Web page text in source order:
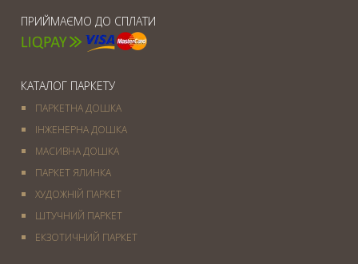
ПРИЙМАЄМО ДО СПЛАТИ
КАТАЛОГ ПАРКЕТУ
ПАРКЕТНА ДОШКА
ІНЖЕНЕРНА ДОШКА
МАСИВНА ДОШКА
ПАРКЕТ ЯЛИНКА
ХУДОЖНІЙ ПАРКЕТ
ШТУЧНИЙ ПАРКЕТ
ЕКЗОТИЧНИЙ ПАРКЕТ